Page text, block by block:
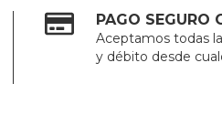
PAGO SEGURO
Aceptamos todas
y débito desde